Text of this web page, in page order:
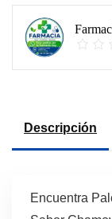
Descripción
Encuentra